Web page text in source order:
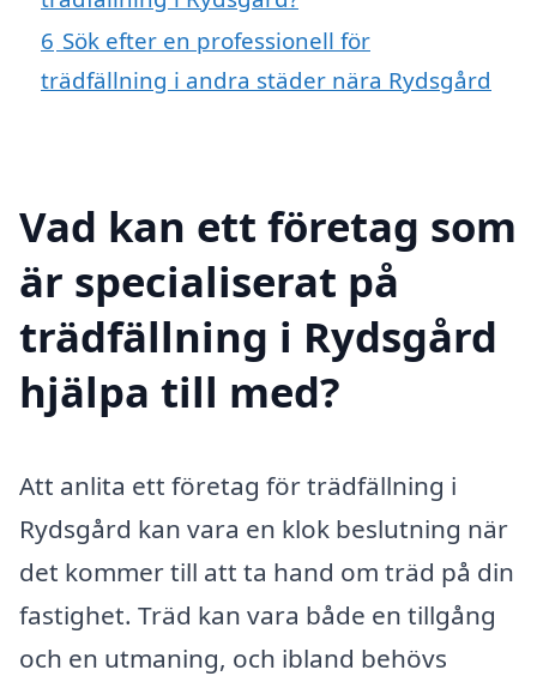
6 Sök efter en professionell för
trädfällning i andra städer nära Rydsgård
Vad kan ett företag som
är specialiserat på
trädfällning i Rydsgård
hjälpa till med?
Att anlita ett företag för trädfällning i
Rydsgård kan vara en klok beslutning när
det kommer till att ta hand om träd på din
fastighet. Träd kan vara både en tillgång
och en utmaning, och ibland behövs